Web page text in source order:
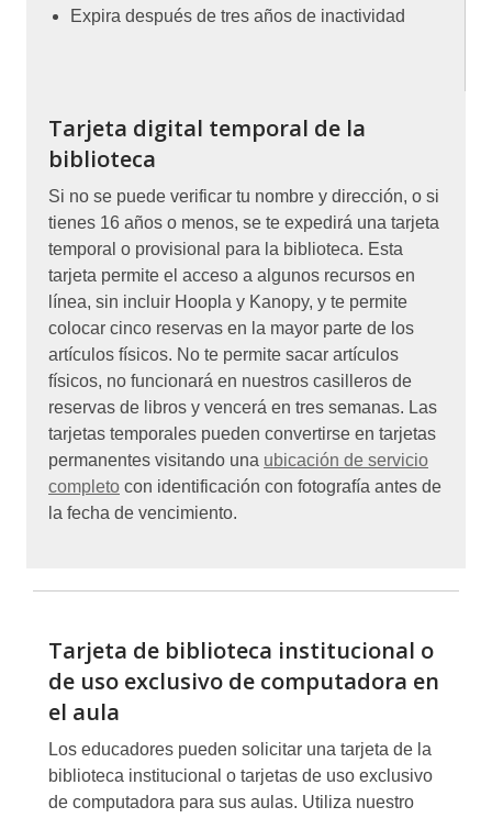
Expira después de tres años de inactividad
Tarjeta digital temporal de la
biblioteca
Si no se puede verificar tu nombre y dirección, o si
tienes 16 años o menos, se te expedirá una tarjeta
temporal o provisional para la biblioteca. Esta
tarjeta permite el acceso a algunos recursos en
línea, sin incluir Hoopla y Kanopy, y te permite
colocar cinco reservas en la mayor parte de los
artículos físicos. No te permite sacar artículos
físicos, no funcionará en nuestros casilleros de
reservas de libros y vencerá en tres semanas. Las
tarjetas temporales pueden convertirse en tarjetas
permanentes visitando una ubicación de servicio
completo con identificación con fotografía antes de
la fecha de vencimiento.
Tarjeta de biblioteca institucional o
de uso exclusivo de computadora en
el aula
Los educadores pueden solicitar una tarjeta de la
biblioteca institucional o tarjetas de uso exclusivo
de computadora para sus aulas. Utiliza nuestro